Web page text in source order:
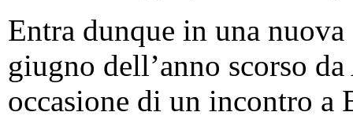
Entra dunque in una
giugno dell’anno scorso
occasione di un incontro a